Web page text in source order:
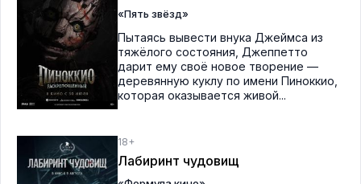
«Пять звёзд»
Пытаясь вывести внука Джеймса из
тяжёлого состояния, Джеппетто
дарит ему своё новое творение —
деревянную куклу по имени Пиноккио,
которая оказывается живой...
18+
Лабиринт чудовищ